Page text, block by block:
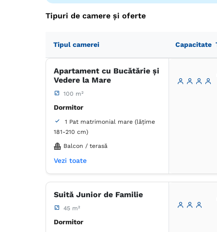
Tipuri de camere și oferte
Tipul camerei Capacitate
Apartament cu Bucătărie și
Vedere la Mare
100 m²
Dormitor
1 Pat matrimonial mare (lățime
181-210 cm)
Balcon / terasă
Living
1 Canapea extensibilă (2 persoane)
Vezi toate
Suită Junior de Familie
45 m²
Dormitor